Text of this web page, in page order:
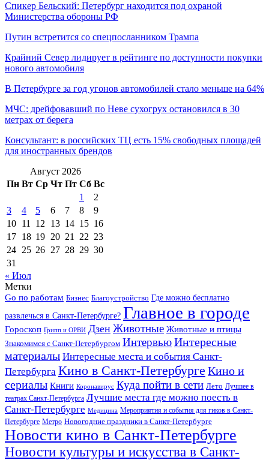
Спикер Бельский: Петербург находится под охраной
Министерства обороны РФ
Путин встретится со спецпосланником Трампа
Крайний Север лидирует в рейтинге по доступности покупки
нового автомобиля
В Петербурге за год угонов автомобилей стало меньше на 64%
МЧС: дрейфовавший по Неве сухогрух остановился в 30
метрах от берега
Консультант: в российских ТЦ есть 15% свободных площадей
для иностранных брендов
Август 2026
Пн Вт Ср Чт Пт Сб Вс
1
2
3
4 5 6 7 8
9
10 11 12 13 14 15 16
17 18 19 20 21 22 23
24 25 26 27 28 29 30
31
« Июл
Метки
Go по работам Бизнес Благоустройство Где можно бесплатно
развлечься в Санкт-Петербурге? Главное в городе
Гороскоп Грипп и ОРВИ Дзен Животные Животные и птицы
Знакомимся с Санкт-Петербургом ИнтервьюИнтересные
материалы Интересные места и события Санкт-
Петербурга Кино в Санкт-Петербурге Кино и
сериалы Книги Коронавирус Куда пойти в сети Лето Лучшее в
театрах Санкт-Петербурга Лучшие места где можно поесть в
Санкт-Петербурге Медицина Мероприятия и события для гиков в Санкт-
Петербурге Метро Новогодние праздники в Санкт-Петербурге
Новости кино в Санкт-Петербурге
Новости культуры и искусства в Санкт-